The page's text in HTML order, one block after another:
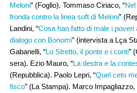
Meloni” (Foglio). Tommaso Ciriaco, “
fronda contro la linea soft di Meloni”
Landini, “Cosa han fatto di male i poveri
dialogo con Bonomi” (intervista a Lça
Gabanelli, “Lo Stretto, il ponte e i conti”
sera). Ezio Mauro, “La destra e la
(Repubblica). Paolo Lepri, “Quel ceto
fisco” (La Stampa). Marco Impagliazzo,